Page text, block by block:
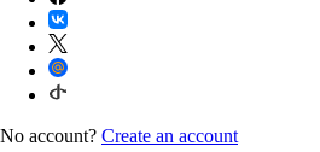
No account? Create an account